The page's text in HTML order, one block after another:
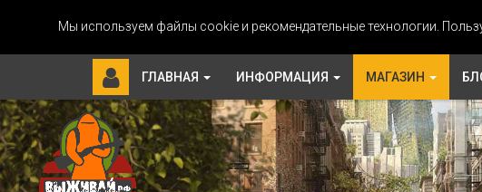
Мы используем файлы cookie и рекомендательные технологии.
ГЛАВНАЯ ИНФОРМАЦИЯ МАГАЗИН